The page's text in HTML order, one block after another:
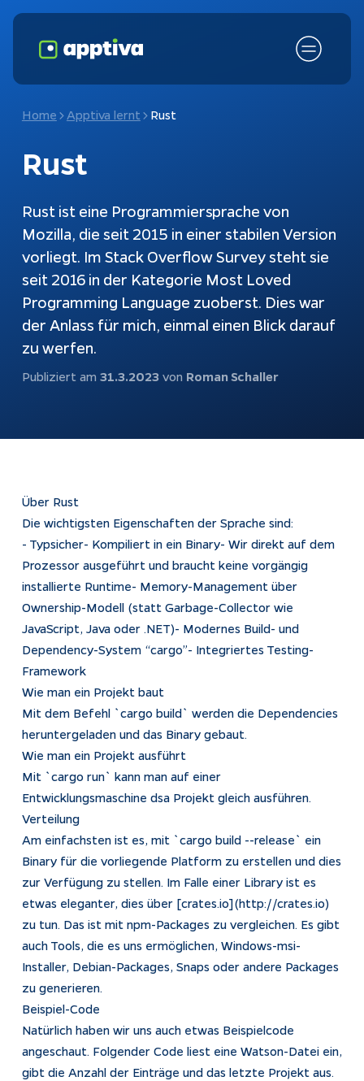
Home Apptiva lernt Rust
Rust
Rust ist eine Programmiersprache von
Mozilla, die seit 2015 in einer stabilen Version
vorliegt. Im Stack Overflow Survey steht sie
seit 2016 in der Kategorie Most Loved
Programming Language zuoberst. Dies war
der Anlass für mich, einmal einen Blick darauf
zu werfen.
Publiziert am 31.3.2023 von Roman Schaller
Über Rust
Die wichtigsten Eigenschaften der Sprache sind:
- Typsicher- Kompiliert in ein Binary- Wir direkt auf dem
Prozessor ausgeführt und braucht keine vorgängig
installierte Runtime- Memory-Management über
Ownership-Modell (statt Garbage-Collector wie
JavaScript, Java oder .NET)- Modernes Build- und
Dependency-System “cargo”- Integriertes Testing-
Framework
Wie man ein Projekt baut
Mit dem Befehl `cargo build` werden die Dependencies
heruntergeladen und das Binary gebaut.
Wie man ein Projekt ausführt
Mit `cargo run` kann man auf einer
Entwicklungsmaschine dsa Projekt gleich ausführen.
Verteilung
Am einfachsten ist es, mit `cargo build --release` ein
Binary für die vorliegende Platform zu erstellen und dies
zur Verfügung zu stellen. Im Falle einer Library ist es
etwas eleganter, dies über [crates.io](http://crates.io)
zu tun. Das ist mit npm-Packages zu vergleichen. Es gibt
auch Tools, die es uns ermöglichen, Windows-msi-
Installer, Debian-Packages, Snaps oder andere Packages
zu generieren.
Beispiel-Code
Natürlich haben wir uns auch etwas Beispielcode
angeschaut. Folgender Code liest eine Watson-Datei ein,
gibt die Anzahl der Einträge und das letzte Projekt aus.
Fokusthemen
Schnittstellen
KI-Chatbot
Chatbots
automatisch
Prozesse
automatisieren
KI-Agenten
KI-Integration
Webentwicklung
App Entwicklung
Projekte
Kontakt
Rechtliches
Impressum
Datenschutz
Tracking